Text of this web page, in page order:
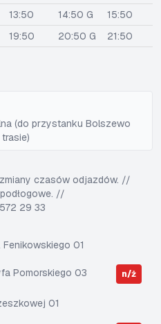
Fenikowskiego 01
Pomorskiego 03 n/ż
01
13:50 14:50 G
15:50
19:50 20:50 G
21:50
(do przystanku Bolszewo
czasów odjazdów. //
//
29 33